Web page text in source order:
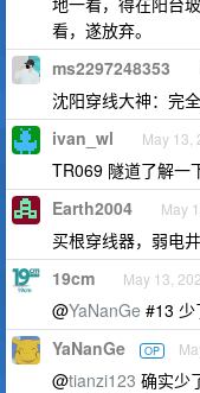
看，遂放弃。
ms2297248353
沈阳穿线大神：完
ivan_wl May 13,
TR069 隧道了解一
Earth2004 May
买根穿线器，弱电
19cm May 13,
@YaNanGe #13 少
YaNanGe OP
@tianzi123 确实少